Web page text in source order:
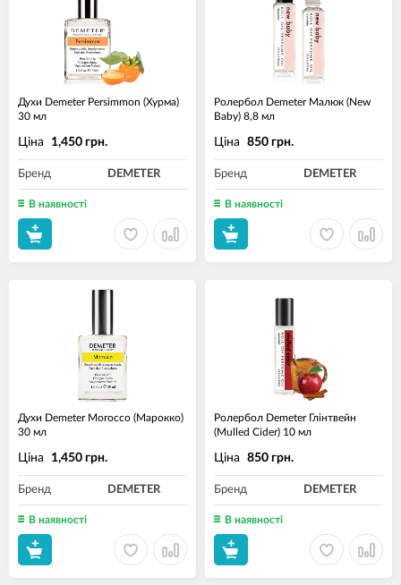
Духи Demeter Persimmon (Хурма)
30 мл
Ціна 1,450 грн.
Бренд DEMETER
В наявності
Ролербол Demeter Малюк (New
Baby) 8,8 мл
Ціна 850 грн.
Бренд DEMETER
В наявності
Духи Demeter Morocco (Марокко)
30 мл
Ціна 1,450 грн.
Бренд DEMETER
В наявності
Ролербол Demeter Глінтвейн
(Mulled Cider) 10 мл
Ціна 850 грн.
Бренд DEMETER
В наявності